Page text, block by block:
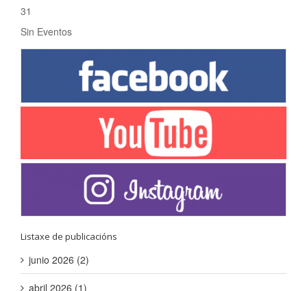
31
Sin Eventos
Listaxe de publicacións
junio 2026 (2)
abril 2026 (1)